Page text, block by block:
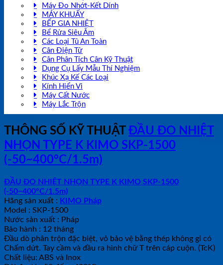
Máy Đo Nhớt-Kết Dính
MÁY KHUẤY
BẾP GIA NHIỆT
Bể Rửa Siêu Âm
Các Loại Tủ An Toàn
Cân Điện Tử
Cân Phân Tích Cân Kỹ Thuật
Dụng Cụ Lấy Mẫu Thí Nghiệm
Khúc Xạ Kế Các Loại
Kính Hiển Vi
Máy Cất Nước
Máy Lắc Trộn
THÔNG SỐ KỸ THUẬT ĐẦU ĐO NHIỆT
NHỌN TYPE K KIMO SKP-1500
(-50~400°C/1.5m)
ĐẦU ĐO NHIỆT NHỌN TYPE K KIMO SKP-1500
(-50~400°C/1.5m)
Hãng sản xuất : KIMO Pháp
Model : SKP-1500
Nước sản xuất : Pháp
Bảo hành : 12 tháng
Đầu dò phân trộn đặc biệt, vỏ bảo vệ bằng thép không gỉ có
Chấm dứt. Tay cầm và đầu ra hình chữ T trên cáp cuộn. (TcK)
Chất liệu: ABS và Inox